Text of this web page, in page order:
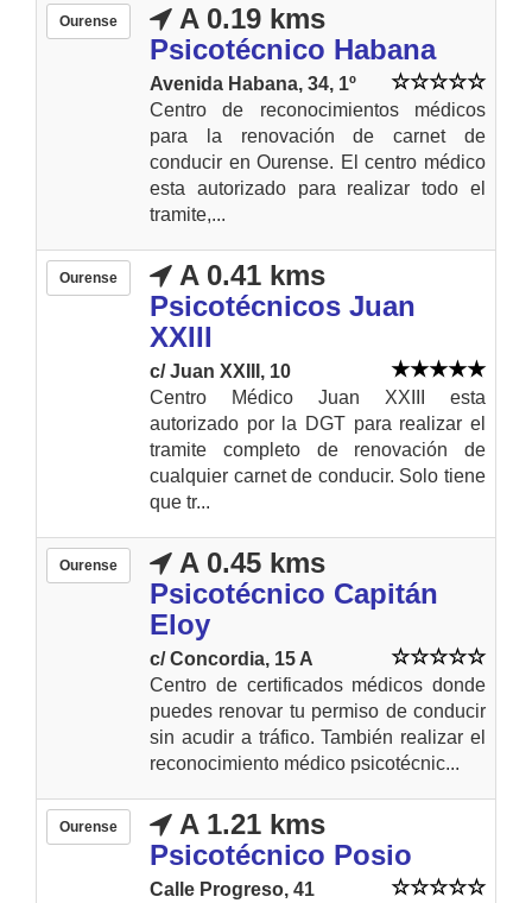
Ourense
A 0.19 kms
Psicotécnico Habana
Avenida Habana, 34, 1º
Centro de reconocimientos médicos
para la renovación de carnet de
conducir en Ourense. El centro médico
esta autorizado para realizar todo el
tramite,...
Ourense
A 0.41 kms
Psicotécnicos Juan
XXIII
c/ Juan XXIII, 10
Centro Médico Juan XXIII esta
autorizado por la DGT para realizar el
tramite completo de renovación de
cualquier carnet de conducir. Solo tiene
que tr...
Ourense
A 0.45 kms
Psicotécnico Capitán
Eloy
c/ Concordia, 15 A
Centro de certificados médicos donde
puedes renovar tu permiso de conducir
sin acudir a tráfico. También realizar el
reconocimiento médico psicotécnic...
Ourense
A 1.21 kms
Psicotécnico Posio
Calle Progreso, 41